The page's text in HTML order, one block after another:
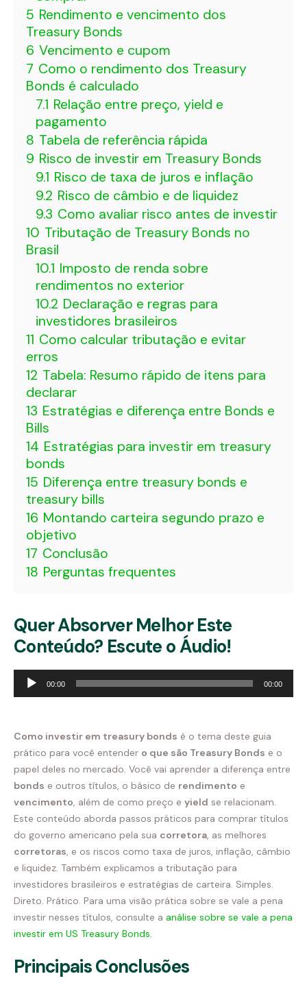
5 Rendimento e vencimento dos
Treasury Bonds
6 Vencimento e cupom
7 Como o rendimento dos Treasury
Bonds é calculado
7.1 Relação entre preço, yield e
pagamento
8 Tabela de referência rápida
9 Risco de investir em Treasury Bonds
9.1 Risco de taxa de juros e inflação
9.2 Risco de câmbio e de liquidez
9.3 Como avaliar risco antes de investir
10 Tributação de Treasury Bonds no
Brasil
10.1 Imposto de renda sobre
rendimentos no exterior
10.2 Declaração e regras para
investidores brasileiros
11 Como calcular tributação e evitar
erros
12 Tabela: Resumo rápido de itens para
declarar
13 Estratégias e diferença entre Bonds e
Bills
14 Estratégias para investir em treasury
bonds
15 Diferença entre treasury bonds e
treasury bills
16 Montando carteira segundo prazo e
objetivo
17 Conclusão
18 Perguntas frequentes
Quer Absorver Melhor Este
Conteúdo? Escute o Áudio!
Tocador
00:00 00:00
Como investir em treasury bonds é o tema deste guia
prático para você entender o que são Treasury Bonds e o
papel deles no mercado. Você vai aprender a diferença entre
bonds e outros títulos, o básico de rendimento e
vencimento, além de como preço e yield se relacionam.
Este conteúdo aborda passos práticos para comprar títulos
do governo americano pela sua corretora, as melhores
corretoras, e os riscos como taxa de juros, inflação, câmbio
e liquidez. Também explicamos a tributação para
investidores brasileiros e estratégias de carteira. Simples.
Direto. Prático. Para uma visão prática sobre se vale a pena
investir nesses títulos, consulte a análise sobre se vale a pena
investir em US Treasury Bonds.
Principais Conclusões